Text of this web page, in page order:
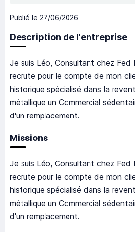
Publié le 27/06/2026
Description de l'entreprise
Je suis Léo, Consultant chez Fed
recrute pour le compte de mon
historique spécialisé dans la
métallique un Commercial
d'un remplacement.
Missions
Je suis Léo, Consultant chez Fed
recrute pour le compte de mon
historique spécialisé dans la
métallique un Commercial
d'un remplacement.